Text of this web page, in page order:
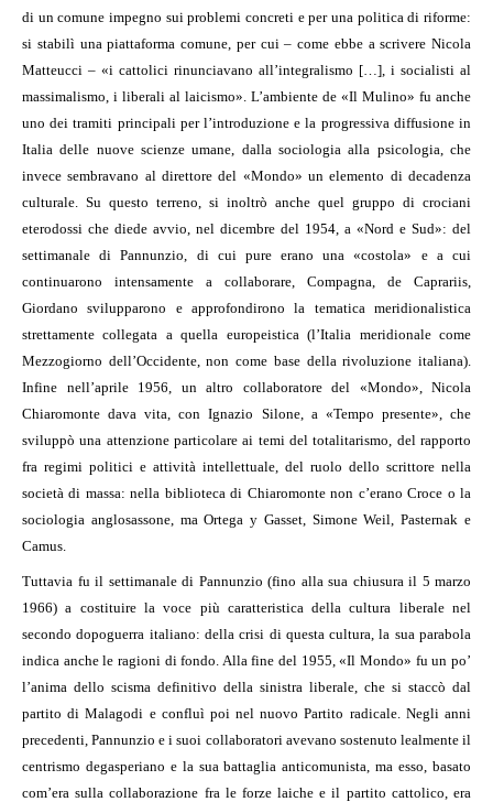
di un comune impegno sui problemi concreti e per una politica di riforme:
si stabilì una piattaforma comune, per cui – come ebbe a scrivere Nicola
Matteucci – «i cattolici rinunciavano all’integralismo […], i socialisti al
massimalismo, i liberali al laicismo». L’ambiente de «Il Mulino» fu anche
uno dei tramiti principali per l’introduzione e la progressiva diffusione in
Italia delle nuove scienze umane, dalla sociologia alla psicologia, che
invece sembravano al direttore del «Mondo» un elemento di decadenza
culturale. Su questo terreno, si inoltrò anche quel gruppo di crociani
eterodossi che diede avvio, nel dicembre del 1954, a «Nord e Sud»: del
settimanale di Pannunzio, di cui pure erano una «costola» e a cui
continuarono intensamente a collaborare, Compagna, de Caprariis,
Giordano svilupparono e approfondirono la tematica meridionalistica
strettamente collegata a quella europeistica (l’Italia meridionale come
Mezzogiorno dell’Occidente, non come base della rivoluzione italiana).
Infine nell’aprile 1956, un altro collaboratore del «Mondo», Nicola
Chiaromonte dava vita, con Ignazio Silone, a «Tempo presente», che
sviluppò una attenzione particolare ai temi del totalitarismo, del rapporto
fra regimi politici e attività intellettuale, del ruolo dello scrittore nella
società di massa: nella biblioteca di Chiaromonte non c’erano Croce o la
sociologia anglosassone, ma Ortega y Gasset, Simone Weil, Pasternak e
Camus.
Tuttavia fu il settimanale di Pannunzio (fino alla sua chiusura il 5 marzo
1966) a costituire la voce più caratteristica della cultura liberale nel
secondo dopoguerra italiano: della crisi di questa cultura, la sua parabola
indica anche le ragioni di fondo. Alla fine del 1955, «Il Mondo» fu un po’
l’anima dello scisma definitivo della sinistra liberale, che si staccò dal
partito di Malagodi e confluì poi nel nuovo Partito radicale. Negli anni
precedenti, Pannunzio e i suoi collaboratori avevano sostenuto lealmente il
centrismo degasperiano e la sua battaglia anticomunista, ma esso, basato
com’era sulla collaborazione fra le forze laiche e il partito cattolico, era